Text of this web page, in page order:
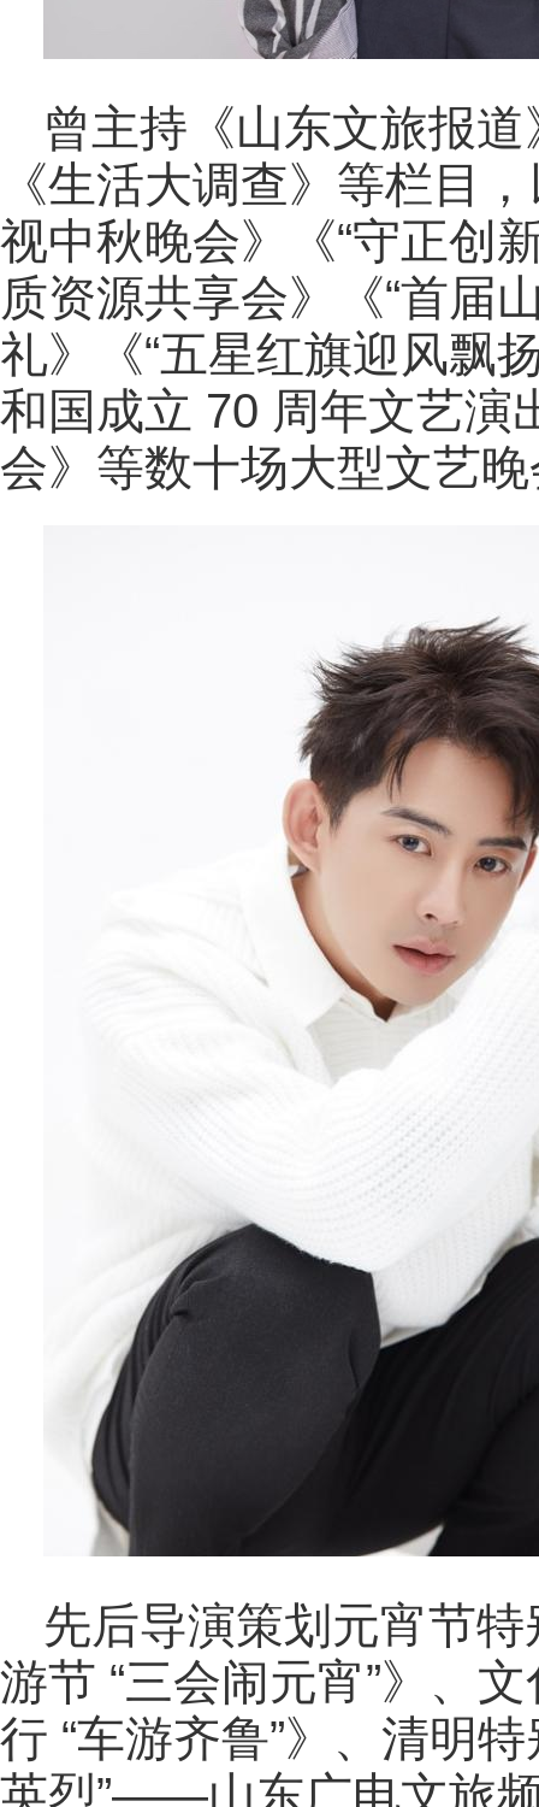
曾主持《山东文旅报
《生活大调查》等栏目
视中秋晚会》《“守正创
质资源共享会》《“首届
礼》《“五星红旗迎风
和国成立 70 周年文艺演
会》等数十场大型文艺
先后导演策划元宵节
游节 “三会闹元宵”》、
行 “车游齐鲁”》、清明
英烈”——山东广电文旅